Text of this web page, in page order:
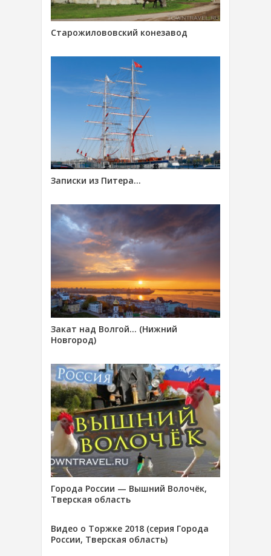
Старожилововский конезавод
Записки из Питера…
Закат над Волгой… (Нижний
Новгород)
Города России — Вышний Волочёк,
Тверская область
Видео о Торжке 2018 (серия Города
России, Тверская область)